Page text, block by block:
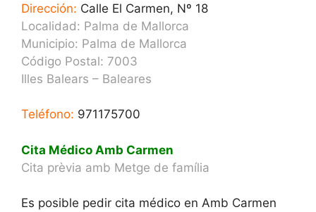
Dirección: Calle El Carmen, Nº 18
Localidad: Palma de Mallorca
Municipio: Palma de Mallorca
Código Postal: 7003
Illes Balears – Baleares
Teléfono: 971175700
Cita Médico Amb Carmen
Cita prèvia amb Metge de família
Es posible pedir cita médico en Amb Carmen